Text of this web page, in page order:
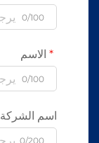
0/100
الاسم
0/100
اسم الشركة
0/200